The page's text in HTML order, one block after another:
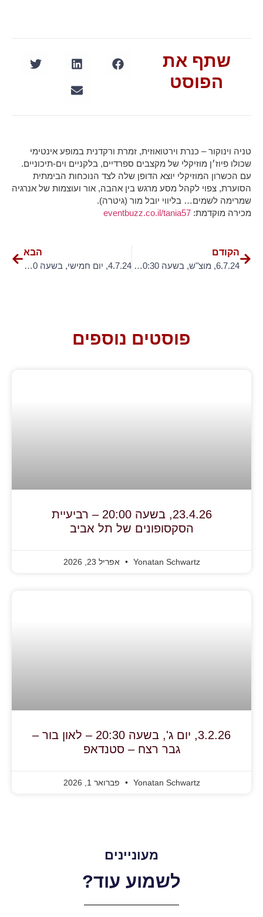
שתף את
הפוסט
טניה וינוקור – כנרת וירטואוזית, זמרת ורקדנית במופע אינטימי
שכולו פיוז׳ן מוזיקלי של מקצבים ספרדיים, בלקניים וים-תיכוניים.
עם הכשרון המוזיקלי יוצא הדופן שלה לצד הנוכחות הבימתית
הסוערת, צפוי לקהל מסע מרגש בין אהבה, אור ועוצמות של אנרגיה
שמרימה לשמים… בליווי יובל מור (גיטרה).
מכירה מוקדמת: eventbuzz.co.il/tania57
הקודם
6.7.24, מוצ"ש, בשעה 20:30 – "עיר אלקטרונית"
הבא
4.7.24, יום חמישי, בשעה 20:30 – Journey In To The Blues
פוסטים נוספים
23.4.26, בשעה 20:00 – רביעיית
הסקסופונים של תל אביב
Yonatan Schwartz אפריל 23, 2026
3.2.26, יום ג', בשעה 20:30 – לאון בור –
גבר רצח – סטנדאפ
Yonatan Schwartz פברואר 1, 2026
מעוניינים
לשמוע עוד?